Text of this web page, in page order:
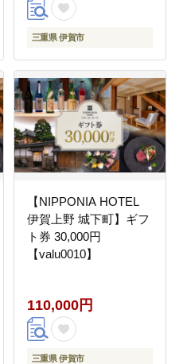
三重県 伊賀市
【NIPPONIA HOTEL
伊賀上野 城下町】ギフ
ト券 30,000円
【valu0010】
110,000円
三重県 伊賀市